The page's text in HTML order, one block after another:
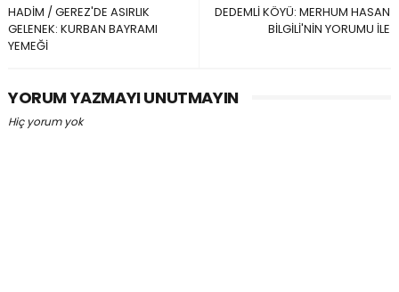
DEDEMLİ KÖYÜ: MERHUM HASAN
BİLGİLİ'NİN YORUMU İLE
HADİM / GEREZ'DE ASIRLIK
GELENEK: KURBAN BAYRAMI
YEMEĞİ
YORUM YAZMAYI UNUTMAYIN
Hiç yorum yok